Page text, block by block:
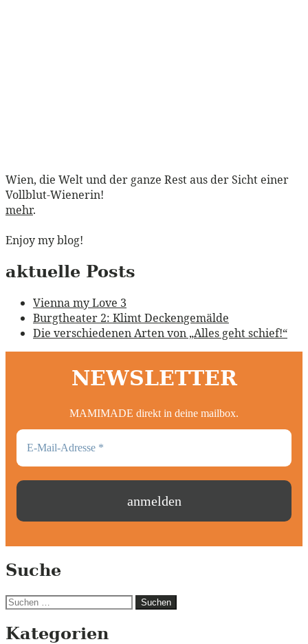
Wien, die Welt und der ganze Rest aus der Sicht einer
Vollblut-Wienerin!
mehr.
Enjoy my blog!
aktuelle Posts
Vienna my Love 3
Burgtheater 2: Klimt Deckengemälde
Die verschiedenen Arten von „Alles geht schief!“
NEWSLETTER
MAMIMADE direkt in deine mailbox.
Suche
Suchen
Kategorien